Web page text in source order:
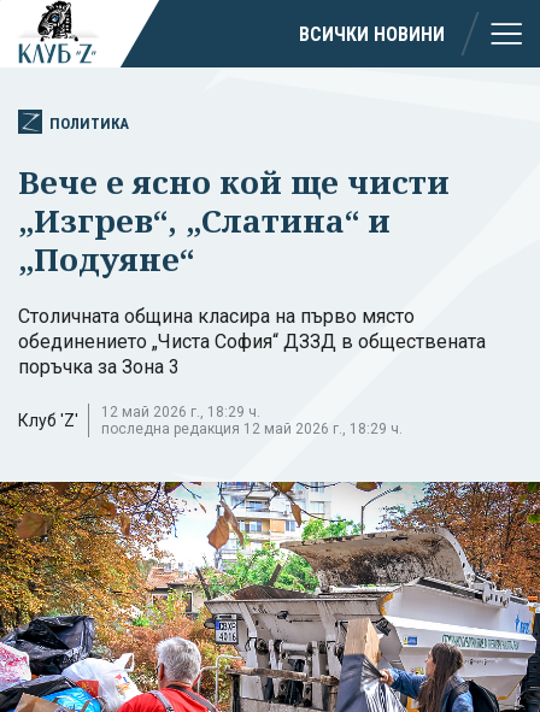
ВСИЧКИ НОВИНИ
ПОЛИТИКА
Вече е ясно кой ще чисти
„Изгрев“, „Слатина“ и
„Подуяне“
Столичната община класира на първо място
обединението „Чиста София“ ДЗЗД в обществената
поръчка за Зона 3
Клуб 'Z'
12 май 2026 г., 18:29 ч.
последна редакция 12 май 2026 г., 18:29 ч.